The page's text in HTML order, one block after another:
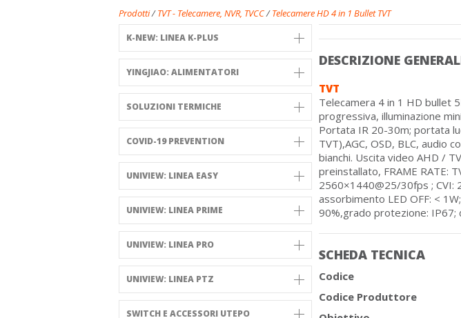
Prodotti/TVT - Telecamere, NVR, TVCC/Telecamere HD 4 in 1 Bullet TVT
K-NEW: LINEA K-PLUS
YINGJIAO: ALIMENTATORI
SOLUZIONI TERMICHE
COVID-19 PREVENTION
UNIVIEW: LINEA EASY
UNIVIEW: LINEA PRIME
UNIVIEW: LINEA PRO
UNIVIEW: LINEA PTZ
SWITCH E ACCESSORI UTEPO
DESCRIZIONE
TVT
Telecamera 4 in 1 HD bullet
progressiva, illuminazione
Portata IR 20-30m; portata
TVT),AGC, OSD, BLC, audio
bianchi. Uscita video AHD /
preinstallato, FRAME RATE:
2560×1440@25/30fps ; CVI:
assorbimento LED OFF: <
90%,grado protezione:
SCHEDA TECNICA
Codice
Codice Produttore